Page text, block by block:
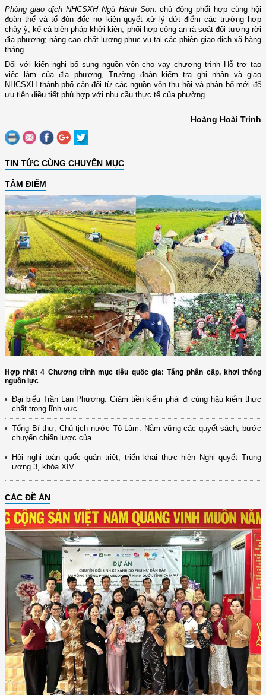
Phòng giao dịch NHCSXH Ngũ Hành Sơn: chủ động phối hợp cùng hội
đoàn thể và tổ đôn đốc nợ kiên quyết xử lý dứt điểm các trường hợp
chây ỳ, kể cả biện pháp khởi kiện; phối hợp công an rà soát đối tượng rời
địa phương; nâng cao chất lượng phục vụ tại các phiên giao dịch xã hàng
tháng.
Đối với kiến nghị bổ sung nguồn vốn cho vay chương trình Hỗ trợ tạo
việc làm của địa phương, Trưởng đoàn kiểm tra ghi nhận và giao
NHCSXH thành phố cân đối từ các nguồn vốn thu hồi và phân bổ mới để
ưu tiên điều tiết phù hợp với nhu cầu thực tế của phường.
Hoàng Hoài Trinh
TIN TỨC CÙNG CHUYÊN MỤC
TÂM ĐIỂM
Hợp nhất 4 Chương trình mục tiêu quốc gia: Tăng phân cấp, khơi thông
nguồn lực
Đại biểu Trần Lan Phương: Giảm tiền kiểm phải đi cùng hậu kiểm thực
chất trong lĩnh vực...
Tổng Bí thư, Chủ tịch nước Tô Lâm: Nắm vững các quyết sách, bước
chuyển chiến lược của...
Hội nghị toàn quốc quán triệt, triển khai thực hiện Nghị quyết Trung
ương 3, khóa XIV
CÁC ĐỀ ÁN